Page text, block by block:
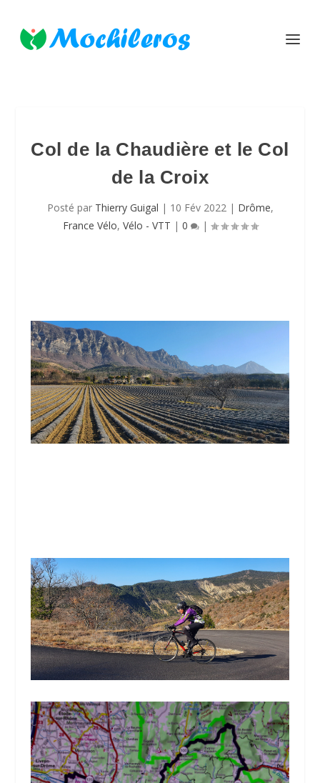
Col de la Chaudière et le Col
de la Croix
Posté par Thierry Guigal | 10 Fév 2022| Drôme,
France Vélo, Vélo - VTT | 0 |